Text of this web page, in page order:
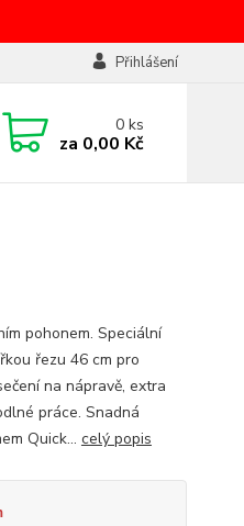
Přihlášení
0ks
za 0,00 Kč
pohonem. Speciální
řezu 46 cm pro
na nápravě, extra
práce. Snadná
Quick... celý popis